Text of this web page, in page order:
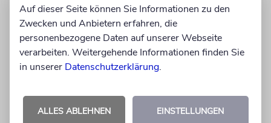
So sehr die jüdische Gemeinschaft gegen
Angriffe von außen vorbereitet sein mag und
so übertrieben die Vorsicht ihrer Mitglieder
ist das Erschrecken darüber, wie schnell in
einer zivilen Gesellschaft Proteste außer
Auf dieser Seite können Sie Informationen zu den
Zwecken und Anbietern erfahren, die
personenbezogene Daten auf unserer Webseite
verarbeiten. Weitergehende Informationen finden Sie
in unserer Datenschutzerklärung.
ALLES ABLEHNEN EINSTELLUNGEN